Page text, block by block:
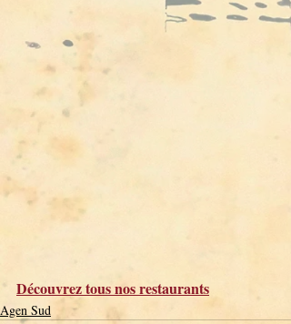
Découvrez tous nos restaurants
Agen Sud